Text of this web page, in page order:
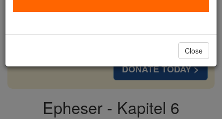
free for all. Be Courageous. Be Catholic. Stand
DONATE TODAY >
Epheser - Kapitel 6
Close